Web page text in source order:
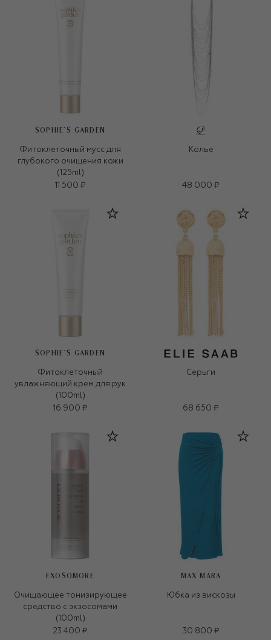
SOPHIE`S GARDEN
Фитоклеточный мусс для
глубокого очищения кожи
(125ml)
11 500 ₽
Колье
48 000 ₽
SOPHIE`S GARDEN
Фитоклеточный
увлажняющий крем для рук
(100ml)
16 900 ₽
Серьги
68 650 ₽
EXOSOMORE
Очищающее тонизирующее
средство с экзосомами
(100ml)
23 400 ₽
MAX MARA
Юбка из вискозы
30 800 ₽